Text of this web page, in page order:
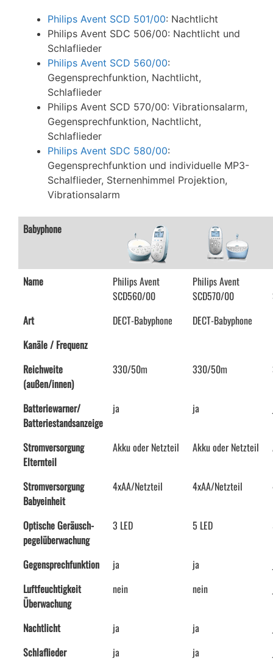
Philips Avent SCD 501/00: Nachtlicht
Philips Avent SDC 506/00: Nachtlicht und
Schlaflieder
Philips Avent SCD 560/00:
Gegensprechfunktion, Nachtlicht,
Schlaflieder
Philips Avent SCD 570/00: Vibrationsalarm,
Gegensprechfunktion, Nachtlicht,
Schlaflieder
Philips Avent SDC 580/00:
Gegensprechfunktion und individuelle MP3-
Schalflieder, Sternenhimmel Projektion,
Vibrationsalarm
Babyphone
Name
Philips Avent
SCD560/00
Philips Avent
SCD570/00
Art
DECT-Babyphone DECT-Babyphone
Kanäle / Frequenz
Reichweite
(außen/innen)
330/50m 330/50m
Batteriewarner/
Batteriestandsanzeige
ja ja
Stromversorgung
Elternteil
Akku oder Netzteil Akku oder Netzteil
Stromversorgung
Babyeinheit
4xAA/Netzteil 4xAA/Netzteil
Optische Geräusch-
pegelüberwachung
3 LED 5 LED
Gegensprechfunktion ja ja
Luftfeuchtigkeit
Überwachung
nein nein
Nachtlicht ja ja
Schlaflieder
ja ja